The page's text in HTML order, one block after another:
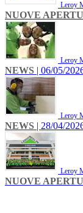
Leroy
NUOVE
Leroy
NEWS | 06/05/
Leroy
NEWS | 28/04/
Leroy
NUOVE